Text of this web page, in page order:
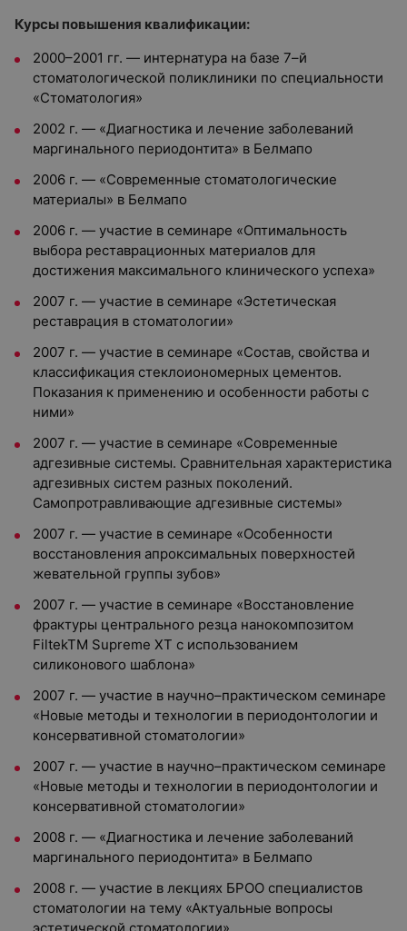
Курсы повышения квалификации:
2000–2001 гг. — интернатура на базе 7–й
стоматологической поликлиники по специальности
«Стоматология»
2002 г. — «Диагностика и лечение заболеваний
маргинального периодонтита» в Белмапо
2006 г. — «Современные стоматологические
материалы» в Белмапо
2006 г. — участие в семинаре «Оптимальность
выбора реставрационных материалов для
достижения максимального клинического успеха»
2007 г. — участие в семинаре «Эстетическая
реставрация в стоматологии»
2007 г. — участие в семинаре «Состав, свойства и
классификация стеклоиономерных цементов.
Показания к применению и особенности работы с
ними»
2007 г. — участие в семинаре «Современные
адгезивные системы. Сравнительная характеристика
адгезивных систем разных поколений.
Самопротравливающие адгезивные системы»
2007 г. — участие в семинаре «Особенности
восстановления апроксимальных поверхностей
жевательной группы зубов»
2007 г. — участие в семинаре «Восстановление
фрактуры центрального резца нанокомпозитом
FiltekTM Supreme XT с использованием
силиконового шаблона»
2007 г. — участие в научно–практическом семинаре
«Новые методы и технологии в периодонтологии и
консервативной стоматологии»
2007 г. — участие в научно–практическом семинаре
«Новые методы и технологии в периодонтологии и
консервативной стоматологии»
2008 г. — «Диагностика и лечение заболеваний
маргинального периодонтита» в Белмапо
2008 г. — участие в лекциях БРОО специалистов
стоматологии на тему «Актуальные вопросы